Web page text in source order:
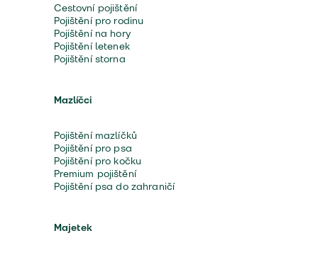
Cestovní pojištění
Pojištění pro rodinu
Pojištění na hory
Pojištění letenek
Pojištění storna
Mazlíčci
Pojištění mazlíčků
Pojištění pro psa
Pojištění pro kočku
Premium pojištění
Pojištění psa do zahraničí
Majetek